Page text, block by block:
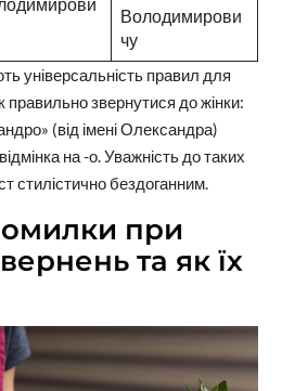
Володимирови
чу
універсальність правил для
звернутися до жінки:
(від імені Олександра)
на -о. Уважність до таких
стилістично бездоганним.
при
та як їх